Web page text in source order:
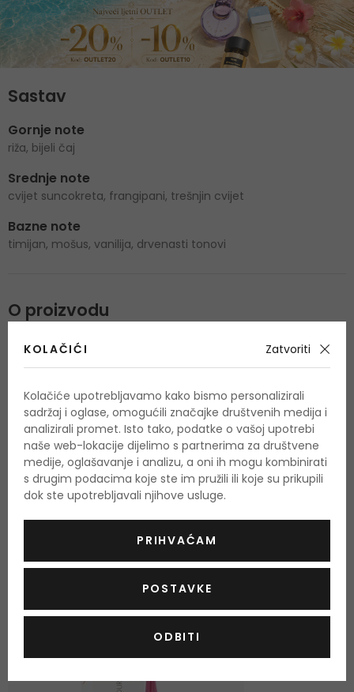
Sastav
Gornje note
riža, bijeli čaj
Srednje note
cvijet suncokreta, frangipani, trešnjin cvijet
Bazne note
timijan, mošus, vanilija, drvenasti tonovi
O proizvodu
OPIS OCJENA (6)
OSTALI PROIZVODI IZ ASORTIMANA
KENZO Kenzo Amour
KOLAČIĆI Zatvoriti
Kolačiće upotrebljavamo kako bismo personalizirali
sadržaj i oglase, omogućili značajke društvenih medija i
analizirali promet. Isto tako, podatke o vašoj upotrebi
naše web-lokacije dijelimo s partnerima za društvene
medije, oglašavanje i analizu, a oni ih mogu kombinirati
s drugim podacima koje ste im pružili ili koje su prikupili
dok ste upotrebljavali njihove usluge.
PRIHVAĆAM
POSTAVKE
ODBITI